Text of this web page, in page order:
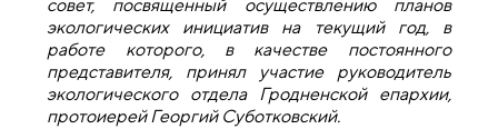
совет, посвященный осуществлению планов
экологических инициатив на текущий год, в
работе которого, в качестве постоянного
представителя, принял участие руководитель
экологического отдела Гродненской епархии,
протоиерей Георгий Суботковский.